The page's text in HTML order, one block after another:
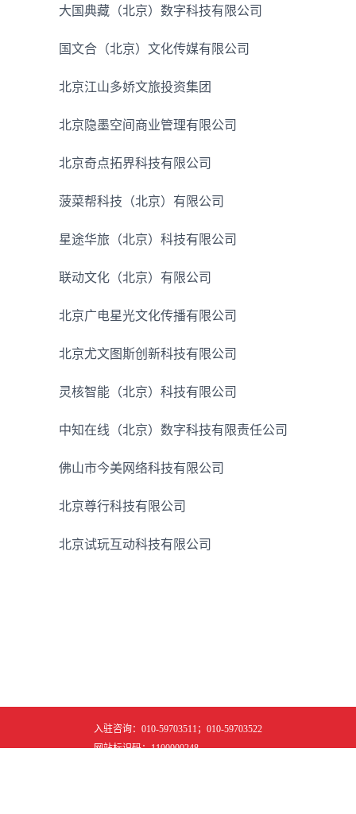
大国典藏（北京）数字科技有限公司
国文合（北京）文化传媒有限公司
北京江山多娇文旅投资集团
北京隐墨空间商业管理有限公司
北京奇点拓界科技有限公司
菠菜帮科技（北京）有限公司
星途华旅（北京）科技有限公司
联动文化（北京）有限公司
北京广电星光文化传播有限公司
北京尤文图斯创新科技有限公司
灵核智能（北京）科技有限公司
中知在线（北京）数字科技有限责任公司
佛山市今美网络科技有限公司
北京尊行科技有限公司
北京试玩互动科技有限公司
入驻咨询：010-59703511；010-59703522
网站标识码：1100000248